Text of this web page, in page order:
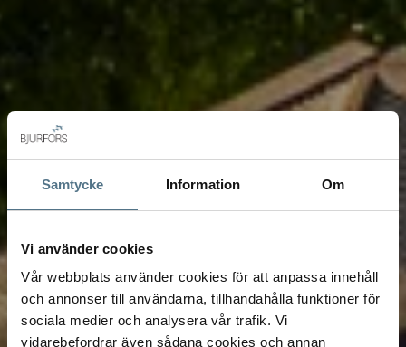
Samtycke Information Om
Vi använder cookies
Vår webbplats använder cookies för att anpassa innehåll
och annonser till användarna, tillhandahålla funktioner för
sociala medier och analysera vår trafik. Vi
vidarebefordrar även sådana cookies och annan